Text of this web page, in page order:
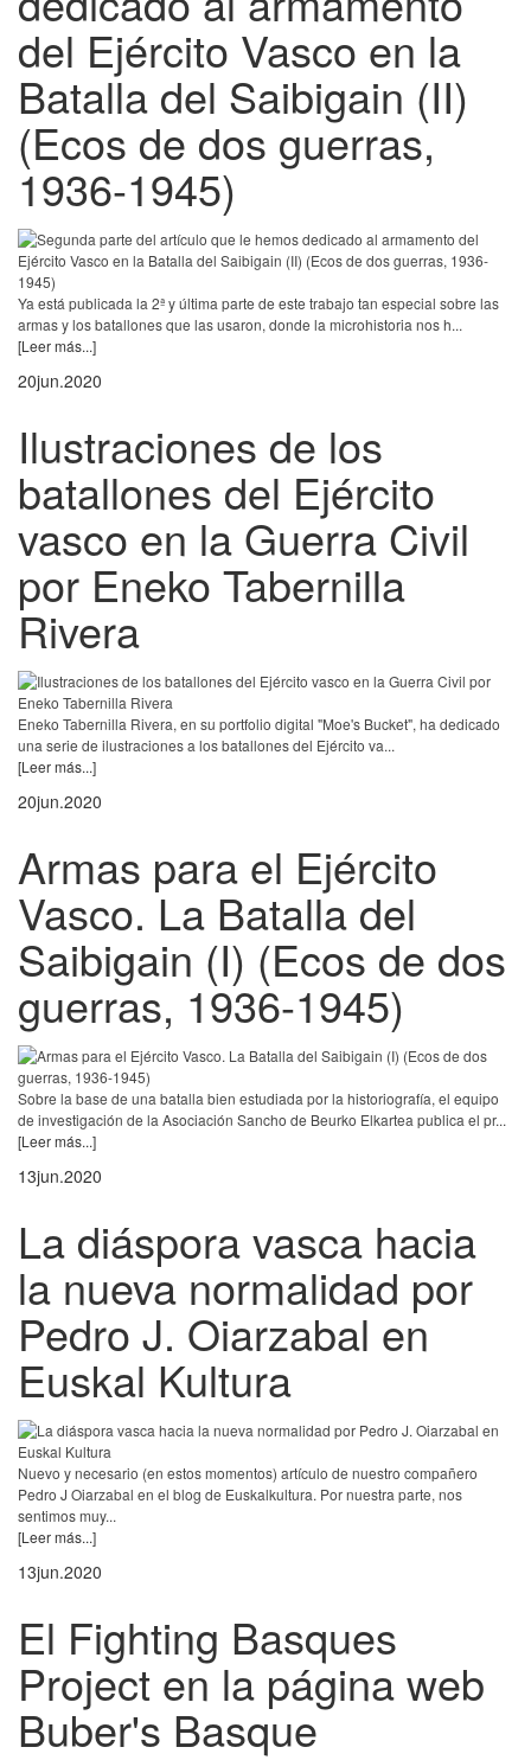
del Ejército Vasco en la
Batalla del Saibigain (II)
(Ecos de dos guerras,
1936-1945)
Ya está publicada la 2ª y última parte de este trabajo tan especial sobre las
armas y los batallones que las usaron, donde la microhistoria nos h...
[Leer más...]
20jun.2020
Ilustraciones de los
batallones del Ejército
vasco en la Guerra Civil
por Eneko Tabernilla
Rivera
Eneko Tabernilla Rivera, en su portfolio digital "Moe's Bucket", ha dedicado
una serie de ilustraciones a los batallones del Ejército va...
[Leer más...]
20jun.2020
Armas para el Ejército
Vasco. La Batalla del
Saibigain (I) (Ecos de dos
guerras, 1936-1945)
Sobre la base de una batalla bien estudiada por la historiografía, el equipo
de investigación de la Asociación Sancho de Beurko Elkartea publica el pr...
[Leer más...]
13jun.2020
La diáspora vasca hacia
la nueva normalidad por
Pedro J. Oiarzabal en
Euskal Kultura
Nuevo y necesario (en estos momentos) artículo de nuestro compañero
Pedro J Oiarzabal en el blog de Euskalkultura. Por nuestra parte, nos
sentimos muy...
[Leer más...]
13jun.2020
El Fighting Basques
Project en la página web
Buber's Basque